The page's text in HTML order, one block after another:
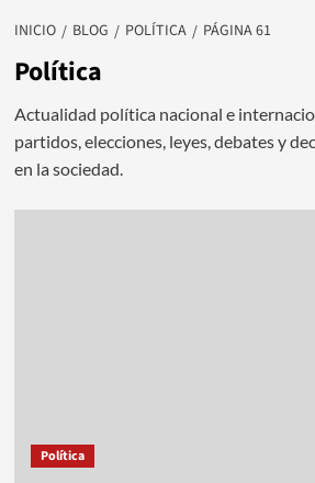
INICIO BLOG POLÍTICA PÁGINA 61
Política
Actualidad política nacional e
partidos, elecciones, leyes, debates y
en la sociedad.
Política